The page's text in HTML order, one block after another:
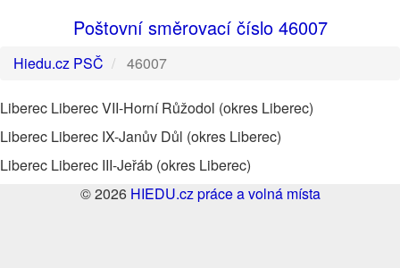
Poštovní směrovací číslo 46007
Hiedu.cz PSČ 46007
Liberec Liberec VII-Horní Růžodol (okres Liberec)
Liberec Liberec IX-Janův Důl (okres Liberec)
Liberec Liberec III-Jeřáb (okres Liberec)
© 2026 HIEDU.cz práce a volná místa